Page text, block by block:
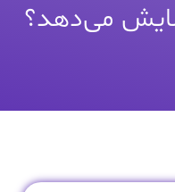
می‌دهد؟